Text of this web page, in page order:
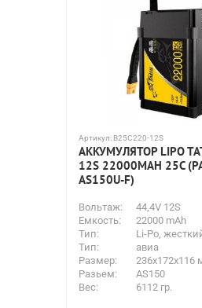
Артикул: B25C220-12S
АККУМУЛЯТОР LIPO
12S 22000MAH 25C
AS150U-F)
Вольтаж:
44,4V 12S
Емкость:
22000 mAh
Тип:
Li-Po,
Тип:
авиа
Размер:
236x172x116
Разьем:
AS150
Вес:
6112 гр.